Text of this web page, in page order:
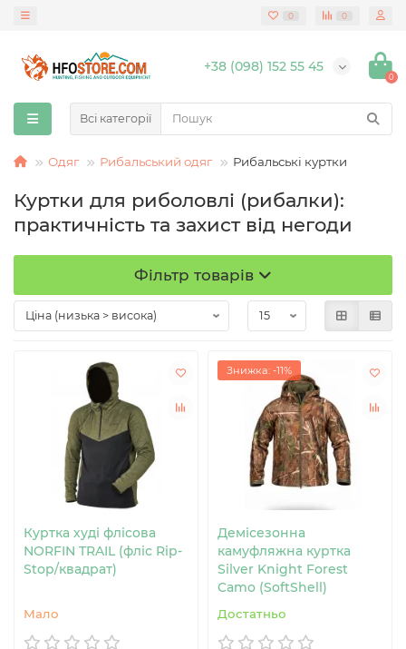
0 0
+38 (098) 152 55 45
0
Всі категорії
Одяг Рибальський одяг Рибальські куртки
Куртки для риболовлі (рибалки):
практичність та захист від негоди
Фільтр товарів
Куртка худі флісова
NORFIN TRAIL (фліс Rip-
Stop/квадрат)
Мало
Знижка: -11%
Демісезонна
камуфляжна куртка
Silver Knight Forest
Camo (SoftShell)
Достатньо